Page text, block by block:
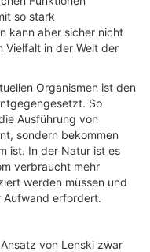
so stark
kann aber sicher nicht
in der Welt der
Organismen ist den
So
Ausführung von
sondern bekommen
ist. In der Natur ist es
verbraucht mehr
werden müssen und
Aufwand erfordert.
von Lenski zwar